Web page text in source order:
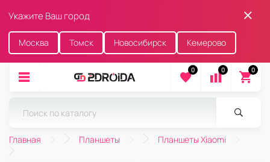
Укажите Ваш город
Москва Томск Новосибирск Кемерово
0 0 0
Главная Планшеты Планшеты Xiaomi